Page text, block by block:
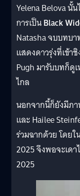
Yelena Belova นั้
การเป็นBlack
Natasha จบบทบ
แสดงดาวรุ่งที่เข้า
Pugh มารับบทก็ดู
ไกล
นอกจากนี้ก็ยังมีภา
และ Hailee
ร่วมฉากด้วย โดย
2025 จึงพอจะเด
2025